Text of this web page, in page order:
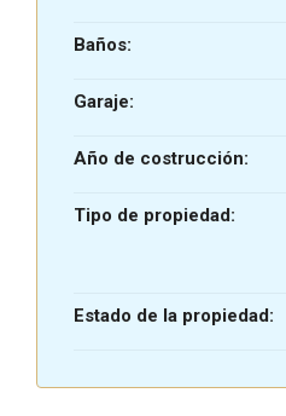
Baños:
Garaje:
Año de costrucción:
Tipo de propiedad:
Estado de la propiedad: